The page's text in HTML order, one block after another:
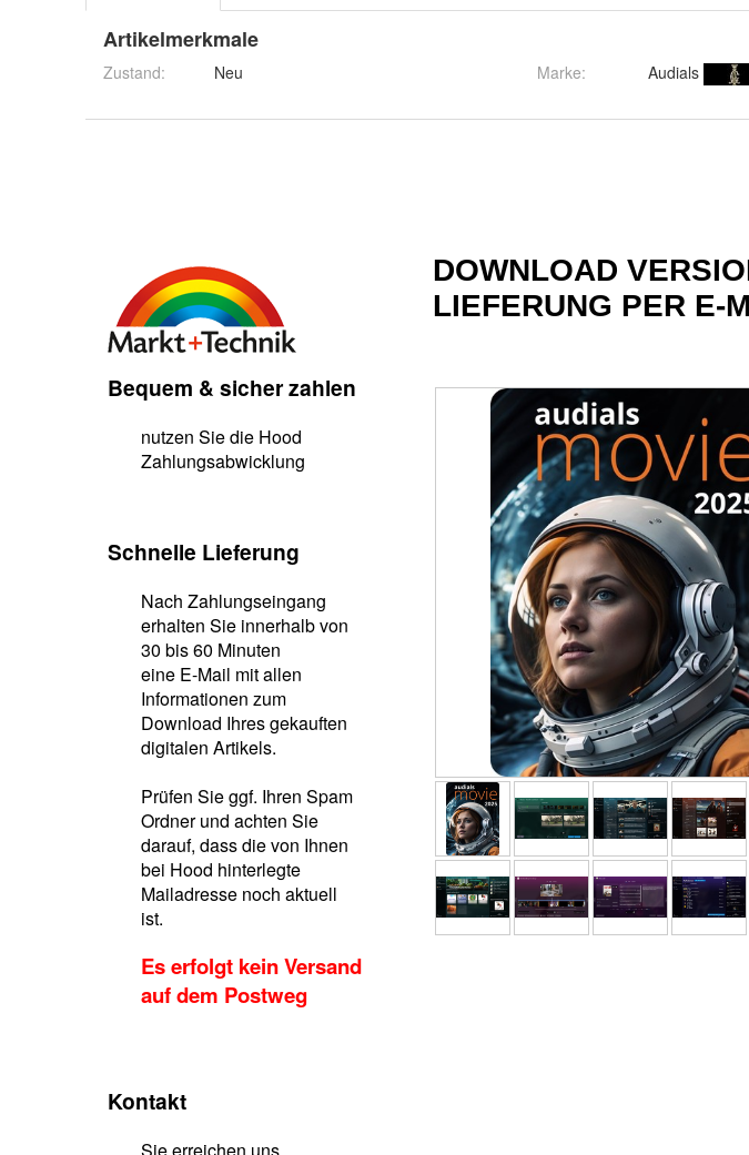
Artikelmerkmale
Zustand: Neu Marke: Audials